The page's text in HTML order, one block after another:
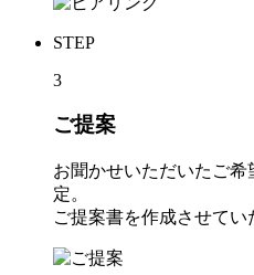
STEP
3
ご提案
お聞かせいただいたご
定。
ご提案書を作成させてい